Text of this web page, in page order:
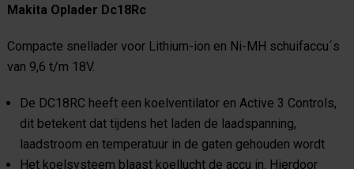
Makita Oplader Dc18Rc
Compacte snellader voor Lithium-ion en Ni-MH schuifaccu´s
van 9,6 t/m 18V.
De DC18RC heeft een koelventilator en Active 3 Controls,
dit betekent dat tijdens het laden de laadspanning,
laadstroom en temperatuur in de gaten gehouden wordt
Het koelsysteem blaast koellucht de accu in. Hierdoor